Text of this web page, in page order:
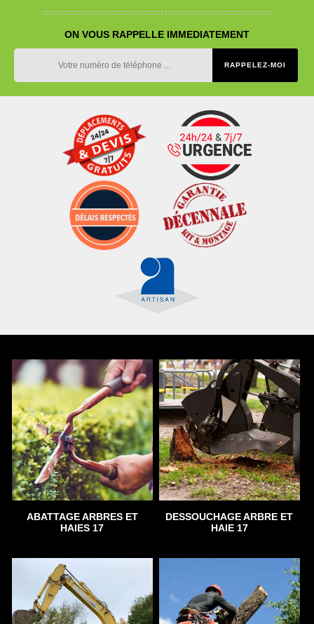
ON VOUS RAPPELLE IMMEDIATEMENT
ABATTAGE ARBRES ET
HAIES 17
DESSOUCHAGE ARBRE ET
HAIE 17